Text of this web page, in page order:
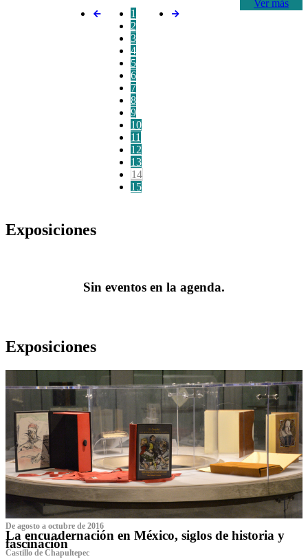
Ver más
1
2
3
4
5
6
7
8
9
10
11
12
13
14
15
Exposiciones
Sin eventos en la agenda.
Exposiciones
De agosto a octubre de 2016
La encuadernación en México, siglos de historia y
fascinación
Castillo de Chapultepec